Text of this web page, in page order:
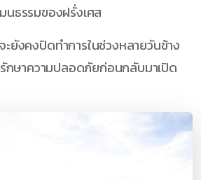
ธรรมของฝรั่งเศส
งคงปิดทำการในช่วงหลายวันข้าง
กษาความปลอดภัยก่อนกลับมาเปิด